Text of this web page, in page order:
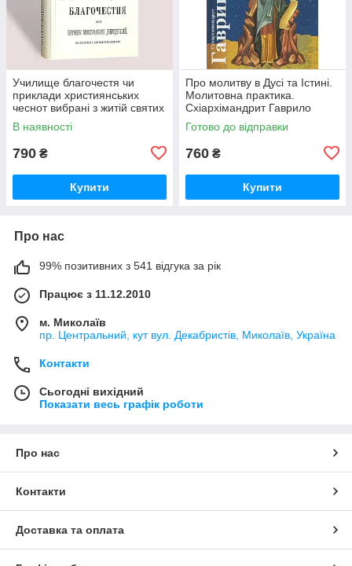
Училище благочестя чи
приклади християнських
чеснот вибрані з житій святих
В наявності
790 ₴
Купити
Про молитву в Дусі та Істині.
Молитовна практика.
Схіархімандрит Гаврило
(Бунге)
Готово до відправки
760 ₴
Купити
Про нас
99% позитивних з 541 відгука за рік
Працює з 11.12.2010
м. Миколаїв
пр. Центральний, кут вул. Декабристів, Миколаїв, Україна
Контакти
Сьогодні вихідний
Показати весь графік роботи
Про нас
Контакти
Доставка та оплата